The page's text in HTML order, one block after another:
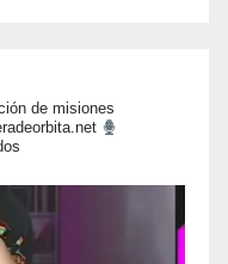
de misiones